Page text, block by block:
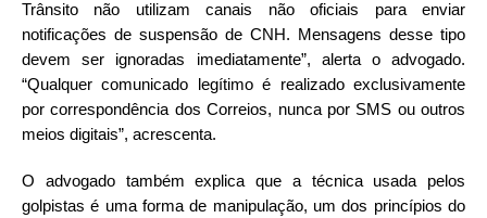
Trânsito não utilizam canais não oficiais para enviar
notificações de suspensão de CNH. Mensagens desse tipo
devem ser ignoradas imediatamente”, alerta o advogado.
“Qualquer comunicado legítimo é realizado exclusivamente
por correspondência dos Correios, nunca por SMS ou outros
meios digitais”, acrescenta.
O advogado também explica que a técnica usada pelos
golpistas é uma forma de manipulação, um dos princípios do